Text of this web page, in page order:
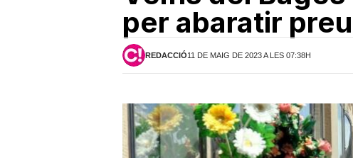
per abaratir
REDACCIÓ11 DE MAIG DE 2023 A LES 07:38H